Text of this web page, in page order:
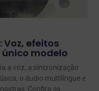
Voz, efeitos
modelo
a voz, a sincronização
o áudio multilíngue e
Confira os